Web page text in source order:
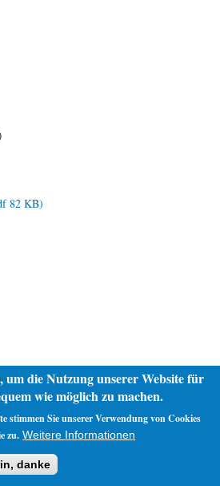
82 KB)
um die Nutzung unserer Website für
wie möglich zu machen.
stimmen Sie unserer Verwendung von Cookies
zu. Weitere Informationen
danke